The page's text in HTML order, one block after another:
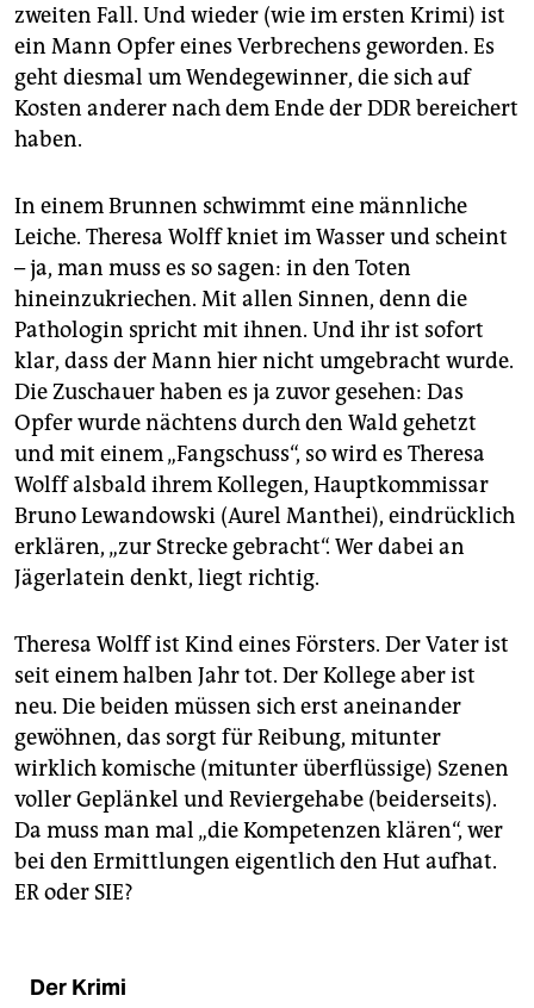
zweiten Fall. Und wieder (wie im ersten Krimi) ist
ein Mann Opfer eines Verbrechens geworden. Es
geht diesmal um Wendegewinner, die sich auf
Kosten anderer nach dem Ende der DDR bereichert
haben.
In einem Brunnen schwimmt eine männliche
Leiche. Theresa Wolff kniet im Wasser und scheint
– ja, man muss es so sagen: in den Toten
hineinzukriechen. Mit allen Sinnen, denn die
Pathologin spricht mit ihnen. Und ihr ist sofort
klar, dass der Mann hier nicht umgebracht wurde.
Die Zuschauer haben es ja zuvor gesehen: Das
Opfer wurde nächtens durch den Wald gehetzt
und mit einem „Fangschuss“, so wird es Theresa
Wolff alsbald ihrem Kollegen, Hauptkommissar
Bruno Lewandowski (Aurel Manthei), eindrücklich
erklären, „zur Strecke gebracht“. Wer dabei an
Jägerlatein denkt, liegt richtig.
Theresa Wolff ist Kind eines Försters. Der Vater ist
seit einem halben Jahr tot. Der Kollege aber ist
neu. Die beiden müssen sich erst aneinander
gewöhnen, das sorgt für Reibung, mitunter
wirklich komische (mitunter überflüssige) Szenen
voller Geplänkel und Reviergehabe (beiderseits).
Da muss man mal „die Kompetenzen klären“, wer
bei den Ermittlungen eigentlich den Hut aufhat.
ER oder SIE?
Der Krimi